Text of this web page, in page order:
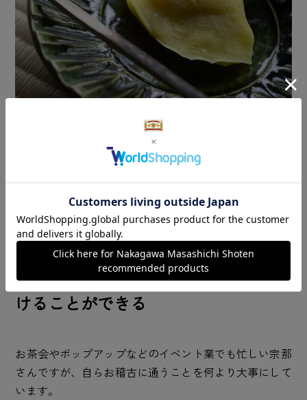
やりきれないからこそ、面白がり続
けることができる
お茶会やポップアップなどのイベント業でも忙しい宗那
さんですが、自らお稽古に通うことを何より大事にして
います。